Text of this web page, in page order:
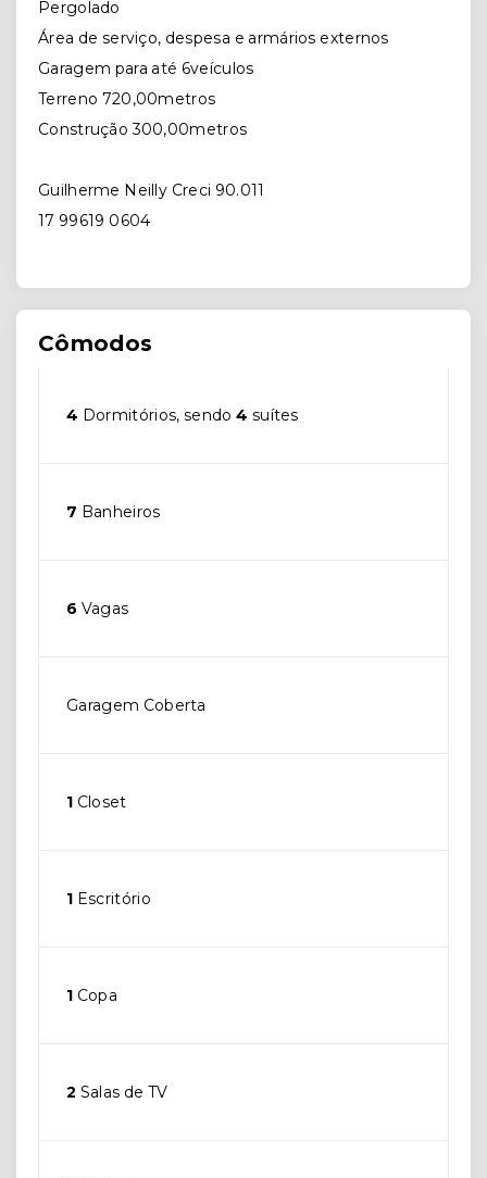
Pergolado
Área de serviço, despesa e armários externos
Garagem para até 6veículos
Terreno 720,00metros
Construção 300,00metros
Guilherme Neilly Creci 90.011
17 99619 0604
Cômodos
4 Dormitórios, sendo4 suítes
7 Banheiros
6 Vagas
Garagem Coberta
1 Closet
1 Escritório
1 Copa
2 Salas de TV